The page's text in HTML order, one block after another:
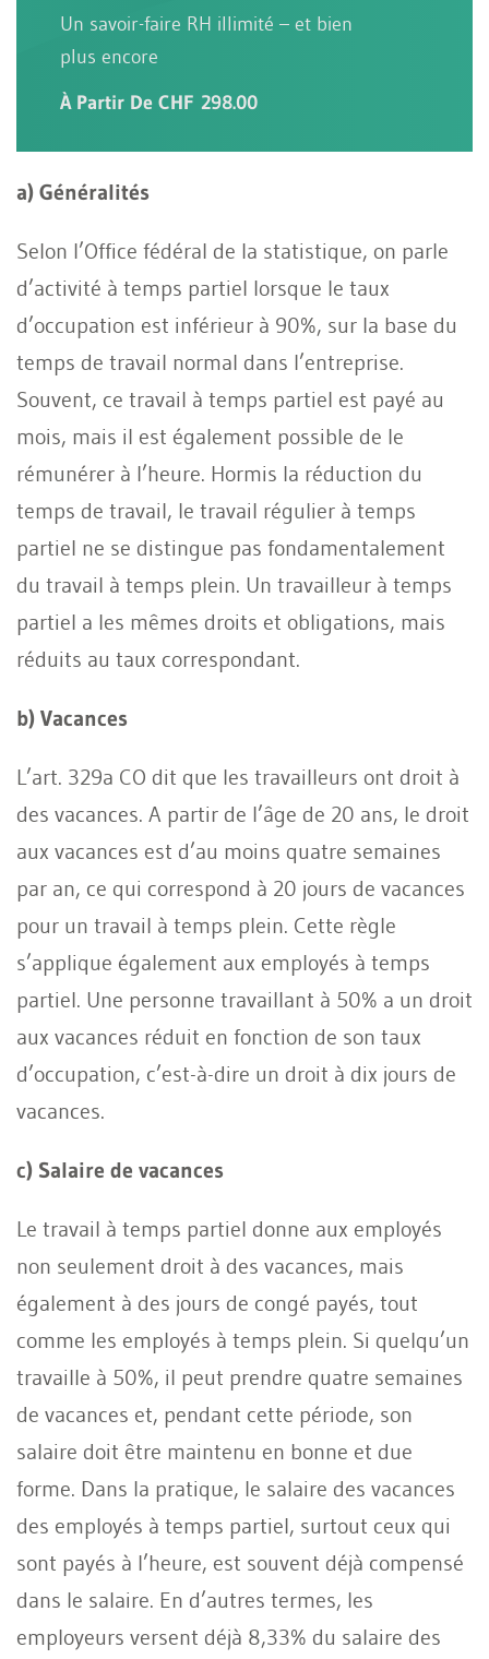
Un savoir-faire RH illimité – et bien
plus encore
À Partir De CHF 298.00
a) Généralités
Selon l’Office fédéral de la statistique, on parle
d’activité à temps partiel lorsque le taux
d’occupation est inférieur à 90%, sur la base du
temps de travail normal dans l’entreprise.
Souvent, ce travail à temps partiel est payé au
mois, mais il est également possible de le
rémunérer à l’heure. Hormis la réduction du
temps de travail, le travail régulier à temps
partiel ne se distingue pas fondamentalement
du travail à temps plein. Un travailleur à temps
partiel a les mêmes droits et obligations, mais
réduits au taux correspondant.
b) Vacances
L’art. 329a CO dit que les travailleurs ont droit à
des vacances. A partir de l’âge de 20 ans, le droit
aux vacances est d’au moins quatre semaines
par an, ce qui correspond à 20 jours de vacances
pour un travail à temps plein. Cette règle
s’applique également aux employés à temps
partiel. Une personne travaillant à 50% a un droit
aux vacances réduit en fonction de son taux
d’occupation, c’est-à-dire un droit à dix jours de
vacances.
c) Salaire de vacances
Le travail à temps partiel donne aux employés
non seulement droit à des vacances, mais
également à des jours de congé payés, tout
comme les employés à temps plein. Si quelqu’un
travaille à 50%, il peut prendre quatre semaines
de vacances et, pendant cette période, son
salaire doit être maintenu en bonne et due
forme. Dans la pratique, le salaire des vacances
des employés à temps partiel, surtout ceux qui
sont payés à l’heure, est souvent déjà compensé
dans le salaire. En d’autres termes, les
employeurs versent déjà 8,33% du salaire des